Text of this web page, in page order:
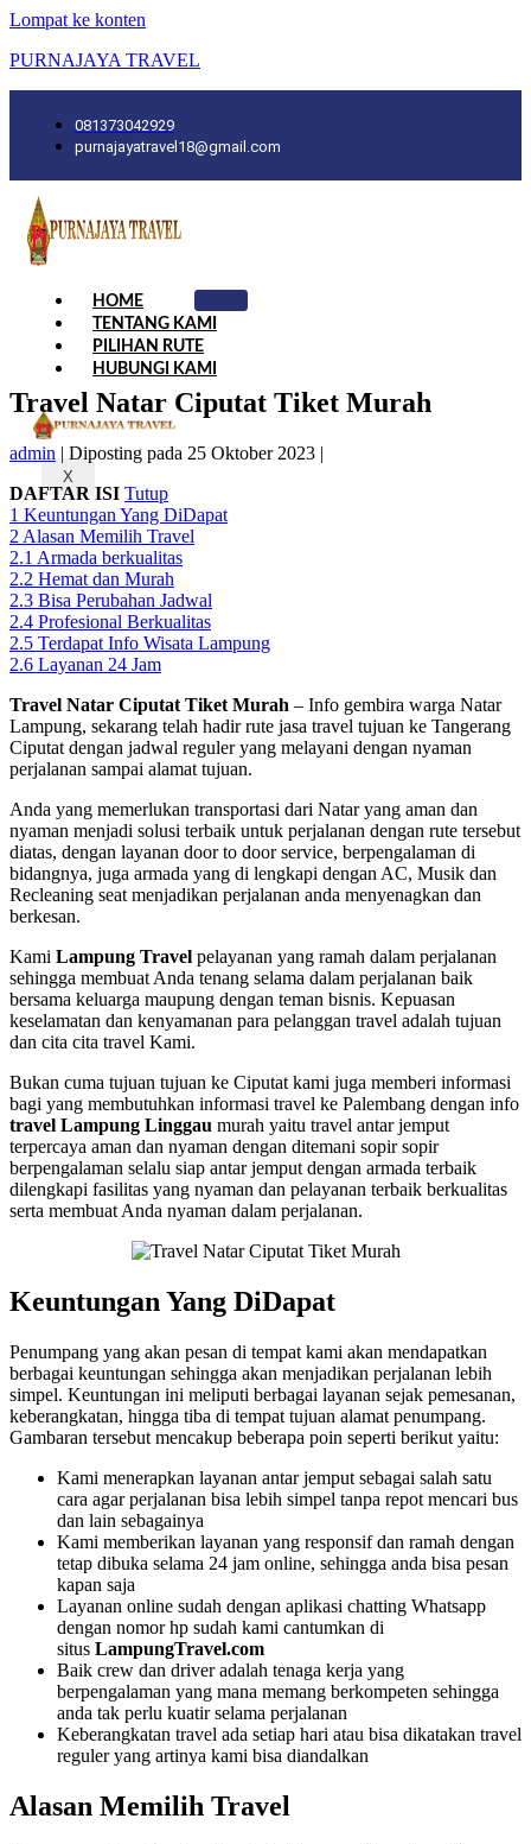
Lompat ke konten
PURNAJAYA TRAVEL
081373042929
purnajayatravel18@gmail.com
HOME
TENTANG KAMI
PILIHAN RUTE
HUBUNGI KAMI
X
Travel Natar Ciputat Tiket Murah
admin | Diposting pada 25 Oktober 2023 |
DAFTAR ISI Tutup
1 Keuntungan Yang DiDapat
2 Alasan Memilih Travel
2.1 Armada berkualitas
2.2 Hemat dan Murah
2.3 Bisa Perubahan Jadwal
2.4 Profesional Berkualitas
2.5 Terdapat Info Wisata Lampung
2.6 Layanan 24 Jam
Travel Natar Ciputat Tiket Murah – Info gembira warga Natar
Lampung, sekarang telah hadir rute jasa travel tujuan ke Tangerang
Ciputat dengan jadwal reguler yang melayani dengan nyaman
perjalanan sampai alamat tujuan.
Anda yang memerlukan transportasi dari Natar yang aman dan
nyaman menjadi solusi terbaik untuk perjalanan dengan rute tersebut
diatas, dengan layanan door to door service, berpengalaman di
bidangnya, juga armada yang di lengkapi dengan AC, Musik dan
Recleaning seat menjadikan perjalanan anda menyenagkan dan
berkesan.
Kami Lampung Travel pelayanan yang ramah dalam perjalanan
sehingga membuat Anda tenang selama dalam perjalanan baik
bersama keluarga maupung dengan teman bisnis. Kepuasan
keselamatan dan kenyamanan para pelanggan travel adalah tujuan
dan cita cita travel Kami.
Bukan cuma tujuan tujuan ke Ciputat kami juga memberi informasi
bagi yang membutuhkan informasi travel ke Palembang dengan info
travel Lampung Linggau murah yaitu travel antar jemput
terpercaya aman dan nyaman dengan ditemani sopir sopir
berpengalaman selalu siap antar jemput dengan armada terbaik
dilengkapi fasilitas yang nyaman dan pelayanan terbaik berkualitas
serta membuat Anda nyaman dalam perjalanan.
Keuntungan Yang DiDapat
Penumpang yang akan pesan di tempat kami akan mendapatkan
berbagai keuntungan sehingga akan menjadikan perjalanan lebih
simpel. Keuntungan ini meliputi berbagai layanan sejak pemesanan,
keberangkatan, hingga tiba di tempat tujuan alamat penumpang.
Gambaran tersebut mencakup beberapa poin seperti berikut yaitu:
Kami menerapkan layanan antar jemput sebagai salah satu
cara agar perjalanan bisa lebih simpel tanpa repot mencari bus
dan lain sebagainya
Kami memberikan layanan yang responsif dan ramah dengan
tetap dibuka selama 24 jam online, sehingga anda bisa pesan
kapan saja
Layanan online sudah dengan aplikasi chatting Whatsapp
dengan nomor hp sudah kami cantumkan di
situs LampungTravel.com
Baik crew dan driver adalah tenaga kerja yang
berpengalaman yang mana memang berkompeten sehingga
anda tak perlu kuatir selama perjalanan
Keberangkatan travel ada setiap hari atau bisa dikatakan travel
reguler yang artinya kami bisa diandalkan
Alasan Memilih Travel